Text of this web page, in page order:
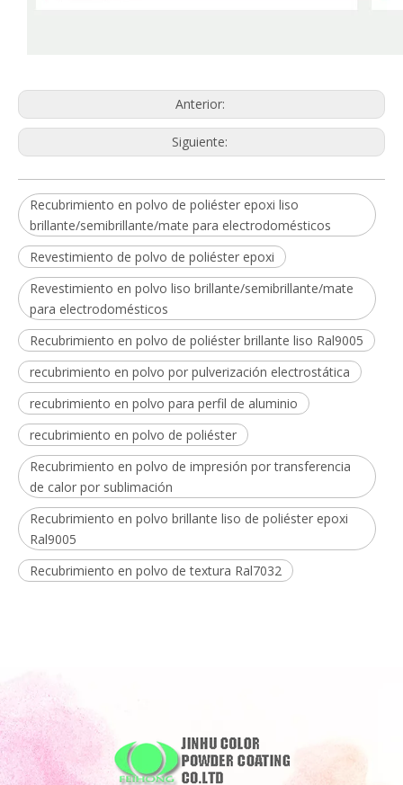
Anterior:
Siguiente:
Recubrimiento en polvo de poliéster epoxi liso
brillante/semibrillante/mate para electrodomésticos
Revestimiento de polvo de poliéster epoxi
Revestimiento en polvo liso brillante/semibrillante/mate
para electrodomésticos
Recubrimiento en polvo de poliéster brillante liso Ral9005
recubrimiento en polvo por pulverización electrostática
recubrimiento en polvo para perfil de aluminio
recubrimiento en polvo de poliéster
Recubrimiento en polvo de impresión por transferencia
de calor por sublimación
Recubrimiento en polvo brillante liso de poliéster epoxi
Ral9005
Recubrimiento en polvo de textura Ral7032